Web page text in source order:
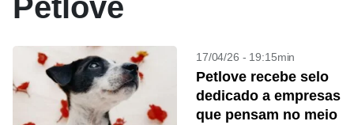
Petlove
17/04/26 - 19:15min
Petlove recebe selo
dedicado a empresas
que pensam no meio